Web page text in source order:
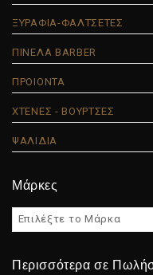
ΞΥΡΑΦΙΑ-ΦΑΛΤΣΕΤΕΣ
ΠΙΝΕΛΑ BARBER
ΠΡΟΙΟΝΤΑ
ΧΤΕΝΕΣ - ΒΟΥΡΤΣΕΣ
ΨΑΛΙΔΙΑ
Μάρκες
Περισσότερα σε